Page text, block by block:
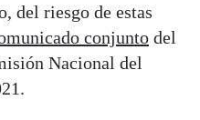
del riesgo de estas
conjunto del
Nacional del